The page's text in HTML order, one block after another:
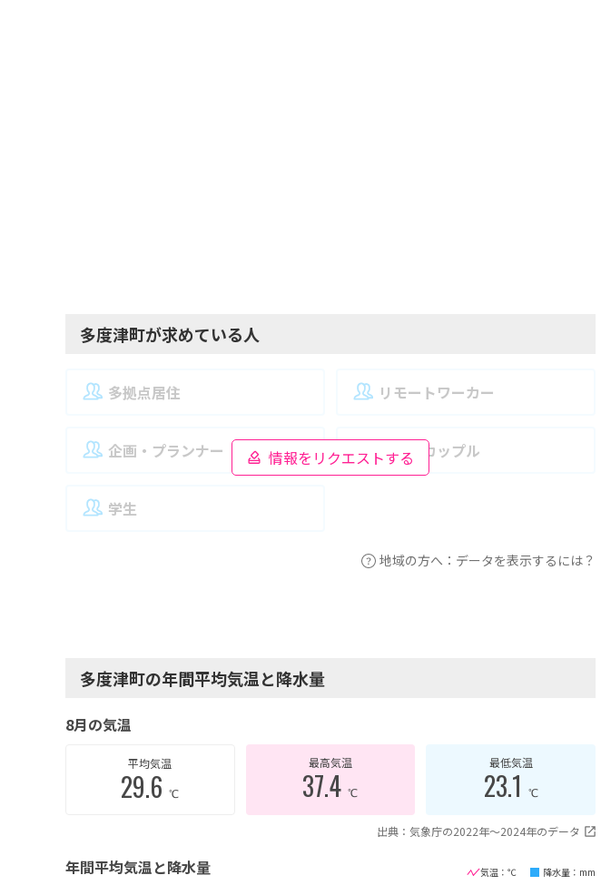
多度津町が求めている人
情報をリクエストする
多拠点居住 リモートワーカー
企画・プランナー 夫婦・カップル
学生
地域の方へ：データを表示するには？
多度津町の年間平均気温と降水量
8月の気温
平均気温
29.6℃
最高気温
37.4℃
最低気温
23.1 ℃
出典：気象庁の2022年〜2024年のデータ
年間平均気温と降水量 気温：℃ 降水量：mm